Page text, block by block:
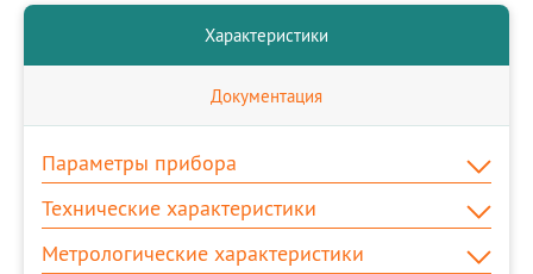
Характеристики
Документация
Параметры прибора
Технические характеристики
Метрологические характеристики